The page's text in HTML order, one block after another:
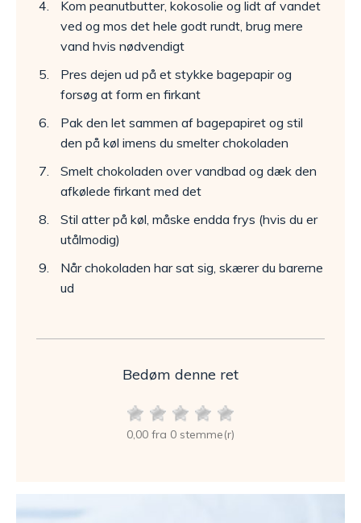
Kom peanutbutter, kokosolie og lidt af vandet
ved og mos det hele godt rundt, brug mere
vand hvis nødvendigt
Pres dejen ud på et stykke bagepapir og
forsøg at form en firkant
Pak den let sammen af bagepapiret og stil
den på køl imens du smelter chokoladen
Smelt chokoladen over vandbad og dæk den
afkølede firkant med det
Stil atter på køl, måske endda frys (hvis du er
utålmodig)
Når chokoladen har sat sig, skærer du barerne
ud
Bedøm denne ret
0,00 fra 0 stemme(r)